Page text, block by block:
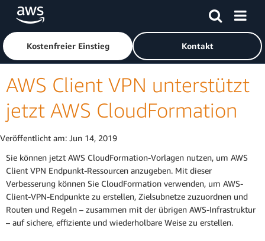
Überspringen zum Hauptinhalt
Klicken Sie hier, um zur Amazon Web Services-Startseite
Kostenfreier Einstieg Kontakt
AWS Client VPN unterstützt
jetzt AWS CloudFormation
Veröffentlicht am: Jun 14, 2019
Sie können jetzt AWS CloudFormation-Vorlagen nutzen, um AWS
Client VPN Endpunkt-Ressourcen anzugeben. Mit dieser
Verbesserung können Sie CloudFormation verwenden, um AWS-
Client-VPN-Endpunkte zu erstellen, Zielsubnetze zuzuordnen und
Routen und Regeln – zusammen mit der übrigen AWS-Infrastruktur
– auf sichere, effiziente und wiederholbare Weise zu erstellen.